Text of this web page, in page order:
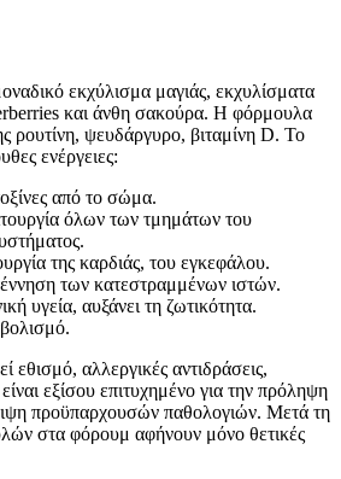
εκχύλισμα μαγιάς, εκχυλίσματα
και άνθη σακούρα. Η φόρμουλα
ρουτίνη, ψευδάργυρο, βιταμίνη D. Το
ενέργειες:
από το σώμα.
όλων των τμημάτων του
της καρδιάς, του εγκεφάλου.
των κατεστραμμένων ιστών.
υγεία, αυξάνει τη ζωτικότητα.
αλλεργικές αντιδράσεις,
εξίσου επιτυχημένο για την πρόληψη
προϋπαρχουσών παθολογιών. Μετά τη
στα φόρουμ αφήνουν μόνο θετικές